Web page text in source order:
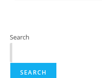
Search
SEARCH